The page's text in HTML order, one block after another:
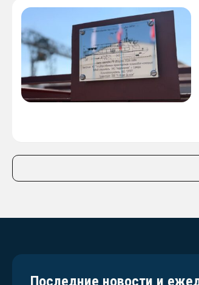
Последние новости и